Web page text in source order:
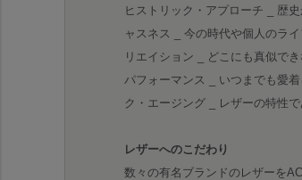
ヒストリック・アプローチ _ 歴
ャスネス _ 今の時代や個人のラ
リエイション _ どこにも真似で
パフォーマンス _ いつまでも愛
ク・エージング _ レザーの特性
レザーへのこだわり
数々の有名ブランドのレザーを